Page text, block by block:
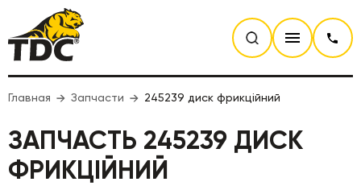
Главная Запчасти 245239 диск фрикційний
ЗАПЧАСТЬ 245239 ДИСК
ФРИКЦІЙНИЙ